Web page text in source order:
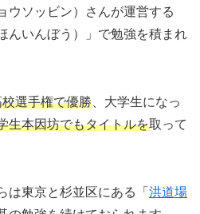
ウソッビン）さんが運営する
んいんぼう）」で勉強を積まれ
選手権で優勝 、大学生になっ
生本因坊でもタイトルを取って
は東京と杉並区にある「 洪道場